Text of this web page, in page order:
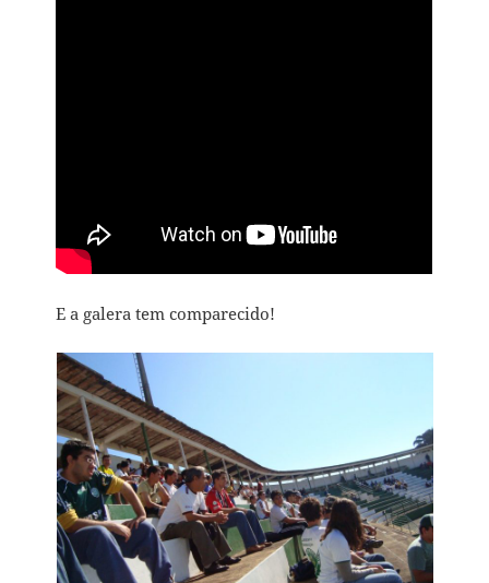
E a galera tem comparecido!